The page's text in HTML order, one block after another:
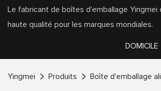
Le fabricant de boîtes d'emballage
haute qualité pour les marques mondiales.
DOMICILE
Yingmei Produits Boîte d'emballage